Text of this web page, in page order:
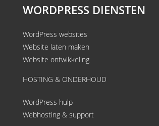
WORDPRESS DIENSTEN
WordPress websites
Website laten maken
Website ontwikkeling
HOSTING & ONDERHOUD
WordPress hulp
Webhosting & support